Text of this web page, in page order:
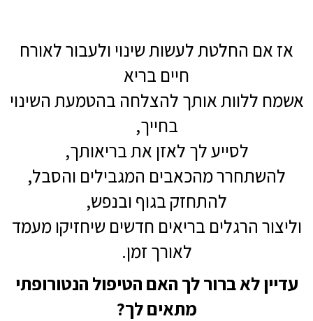
אז אם החלטת לעשות שינוי ולעבור לאורח
חיים בריא
אשמח ללוות אותך להצלחה בהטמעת השינוי
בחייך,
לסייע לך לאזן את בריאותך,
להשתחרר מהכאבים המגבילים והסבל,
להתחזק בגוף ובנפש,
וליצור הרגלים בריאים חדשים שיחזיקו מעמד
לאורך זמן.
עדיין לא ברור לך האם הטיפול הנטורופתי
מתאים לך?